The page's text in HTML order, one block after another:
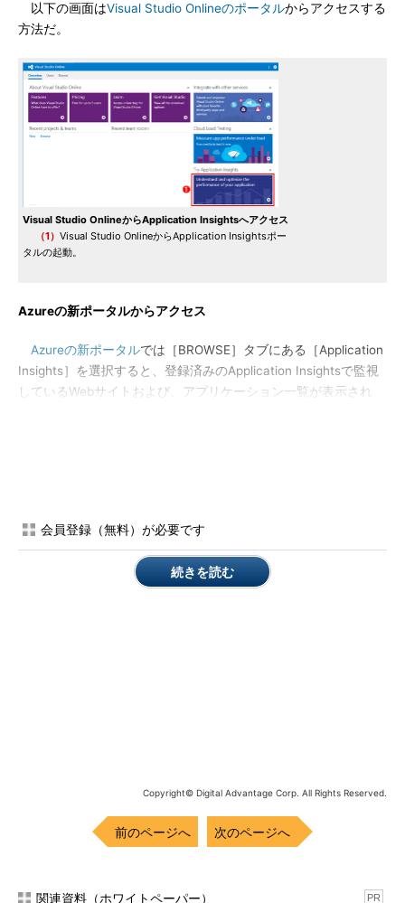
以下の画面はVisual Studio Onlineのポータルからアクセスする
方法だ。
Visual Studio OnlineからApplication Insightsへアクセス
（1） Visual Studio OnlineからApplication Insightsポー
タルの起動。
Azureの新ポータルからアクセス
Azureの新ポータルでは［BROWSE］タブにある［Application
Insights］を選択すると、登録済みのApplication Insightsで監視
しているWebサイトおよび、アプリケーション一覧が表示され
Azureの新ポータルからApplication Insightsへアクセス
いる。詳細については以下のURLを参照してほしい。
サーバーアプリ
以下の表に価格を一覧する。
会員登録（無料）が必要です
続きを読む
Copyright© Digital Advantage Corp. All Rights Reserved.
前のページへ 次のページへ
関連資料（ホワイトペーパー） PR